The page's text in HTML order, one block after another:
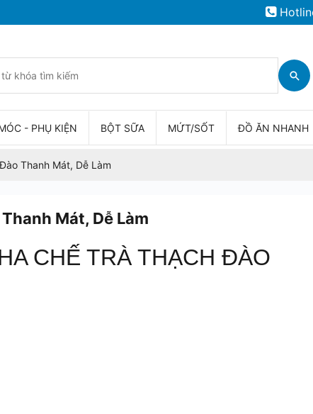
- PHỤ KIỆN BỘT SỮA MỨT/SỐT ĐỒ ĂN NHANH
Thanh Mát, Dễ Làm
Mát, Dễ Làm
CHẾ TRÀ THẠCH ĐÀO